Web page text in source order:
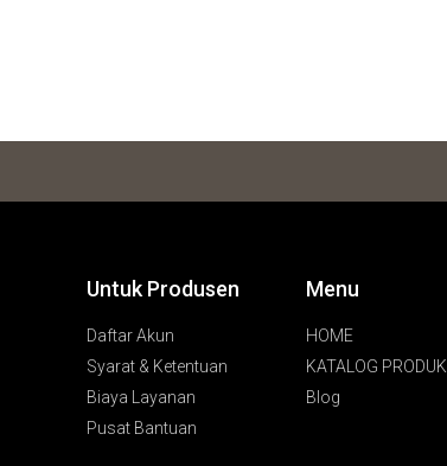
Untuk Produsen
Daftar Akun
Syarat & Ketentuan
Biaya Layanan
Pusat Bantuan
Menu
HOME
KATALOG PRODUK
Blog